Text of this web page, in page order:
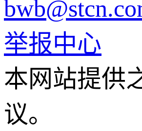
举报中心
本网站提供
议。